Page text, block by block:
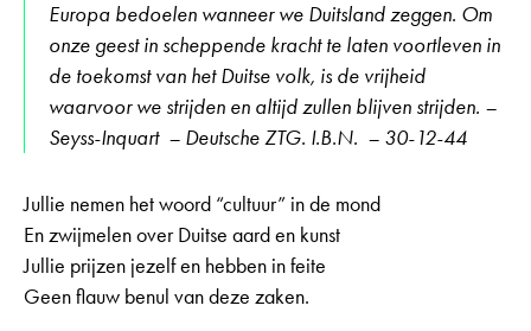
Europa bedoelen wanneer we Duitsland zeggen. Om
onze geest in scheppende kracht te laten voortleven in
de toekomst van het Duitse volk, is de vrijheid
waarvoor we strijden en altijd zullen blijven strijden. –
Seyss-Inquart – Deutsche ZTG. I.B.N. – 30-12-44
Jullie nemen het woord “cultuur” in de mond
En zwijmelen over Duitse aard en kunst
Jullie prijzen jezelf en hebben in feite
Geen flauw benul van deze zaken.